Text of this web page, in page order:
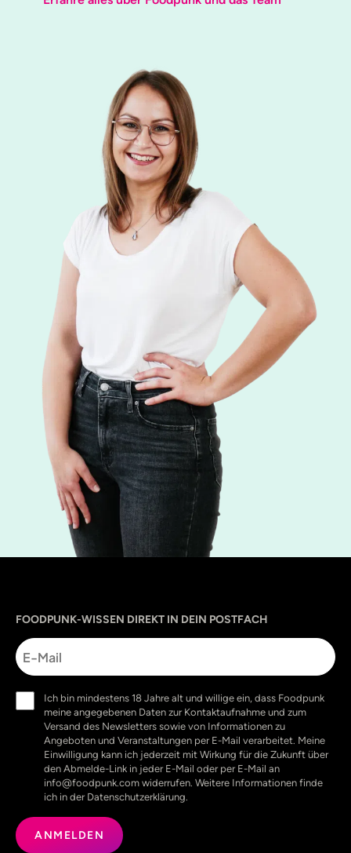
FOODPUNK-WISSEN DIREKT IN DEIN POSTFACH
E-
Mail
(erforderlich)
Ich bin mindestens 18 Jahre alt und willige ein, dass Foodpunk
meine angegebenen Daten zur Kontaktaufnahme und zum
Versand des Newsletters sowie von Informationen zu
Angeboten und Veranstaltungen per E-Mail verarbeitet. Meine
Einwilligung kann ich jederzeit mit Wirkung für die Zukunft über
den Abmelde-Link in jeder E-Mail oder per E-Mail an
info@foodpunk.com widerrufen. Weitere Informationen finde
ich in der Datenschutzerklärung.